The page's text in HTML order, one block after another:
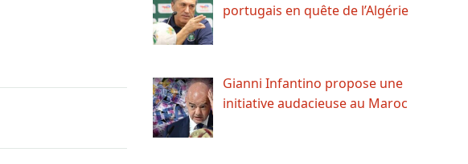
portugais en quête de l’Algérie
Gianni Infantino propose une
initiative audacieuse au Maroc